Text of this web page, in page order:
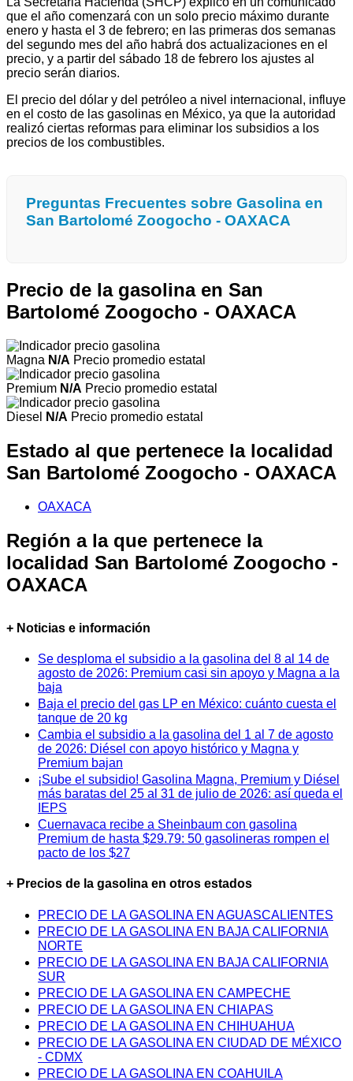
que el año comenzará con un solo precio máximo durante
enero y hasta el 3 de febrero; en las primeras dos semanas
del segundo mes del año habrá dos actualizaciones en el
precio, y a partir del sábado 18 de febrero los ajustes al
precio serán diarios.
El precio del dólar y del petróleo a nivel internacional, influye
en el costo de las gasolinas en México, ya que la autoridad
realizó ciertas reformas para eliminar los subsidios a los
precios de los combustibles.
Preguntas Frecuentes sobre Gasolina en
San Bartolomé Zoogocho - OAXACA
Precio de la gasolina en San
Bartolomé Zoogocho - OAXACA
Magna N/A Precio promedio estatal
Premium N/A Precio promedio estatal
Diesel N/A Precio promedio estatal
Estado al que pertenece la localidad
San Bartolomé Zoogocho - OAXACA
OAXACA
Región a la que pertenece la
localidad San Bartolomé Zoogocho -
OAXACA
+ Noticias e información
Se desploma el subsidio a la gasolina del 8 al 14 de
agosto de 2026: Premium casi sin apoyo y Magna a la
baja
Baja el precio del gas LP en México: cuánto cuesta el
tanque de 20 kg
Cambia el subsidio a la gasolina del 1 al 7 de agosto
de 2026: Diésel con apoyo histórico y Magna y
Premium bajan
¡Sube el subsidio! Gasolina Magna, Premium y Diésel
más baratas del 25 al 31 de julio de 2026: así queda el
IEPS
Cuernavaca recibe a Sheinbaum con gasolina
Premium de hasta $29.79: 50 gasolineras rompen el
pacto de los $27
+ Precios de la gasolina en otros estados
PRECIO DE LA GASOLINA EN AGUASCALIENTES
PRECIO DE LA GASOLINA EN BAJA CALIFORNIA
NORTE
PRECIO DE LA GASOLINA EN BAJA CALIFORNIA
SUR
PRECIO DE LA GASOLINA EN CAMPECHE
PRECIO DE LA GASOLINA EN CHIAPAS
PRECIO DE LA GASOLINA EN CHIHUAHUA
PRECIO DE LA GASOLINA EN CIUDAD DE MÉXICO
- CDMX
PRECIO DE LA GASOLINA EN COAHUILA